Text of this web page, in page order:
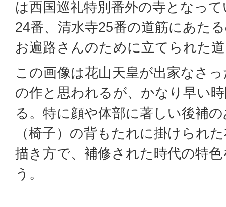
は西国巡礼特別番外の寺となっ
24番、清水寺25番の道筋にあた
お遍路さんのために立てられた
この画像は花山天皇が出家なさ
の作と思われるが、かなり早い
る。特に顔や体部に著しい後補
（椅子）の背もたれに掛けられ
描き方で、補修された時代の特
う。